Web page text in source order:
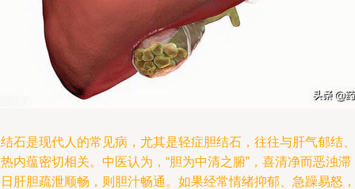
石是现代人的常见病，尤其是轻症胆结石，往往与肝气郁结、
内蕴密切相关。中医认为，“胆为中清之腑”，喜清净而恶浊滞
肝胆疏泄顺畅，则胆汁畅通。如果经常情绪抑郁、急躁易怒，